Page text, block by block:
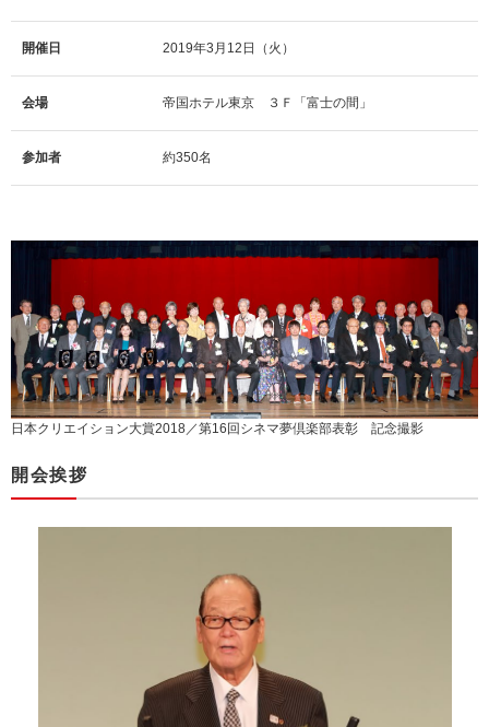
開催日 2019年3月12日（火）
会場 帝国ホテル東京 ３Ｆ「富士の間」
参加者 約350名
日本クリエイション大賞2018／第16回シネマ夢倶楽部表彰 記念撮影
開会挨拶